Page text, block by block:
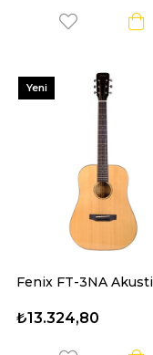
₺13.324,80
Yeni